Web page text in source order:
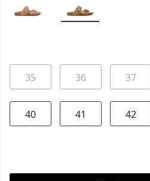
35 36 37
40 41 42